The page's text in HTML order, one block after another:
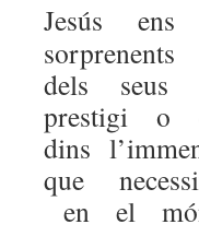
Jesús
dels seus
prestigi
dins
que
en el